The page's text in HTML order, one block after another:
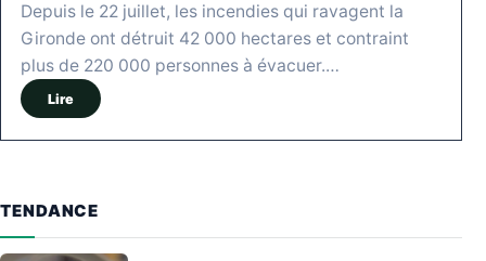
Depuis le 22 juillet, les incendies qui ravagent la
Gironde ont détruit 42 000 hectares et contraint
plus de 220 000 personnes à évacuer.…
Lire
TENDANCE